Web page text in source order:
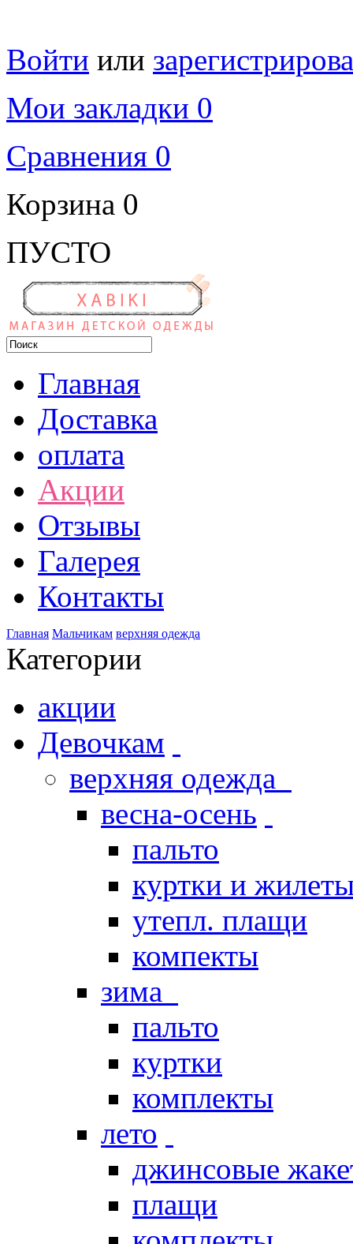
Войти или
Мои закладки 0
Сравнения 0
Корзина 0
ПУСТО
Главная
Доставка
оплата
Акции
Отзывы
Галерея
Контакты
Главная Мальчикам верхняя одежда
Категории
акции
Девочкам
верхняя одежда
весна-осень
пальто
куртки и
утепл. плащи
компекты
зима
пальто
куртки
комплекты
лето
джинсовые
плащи